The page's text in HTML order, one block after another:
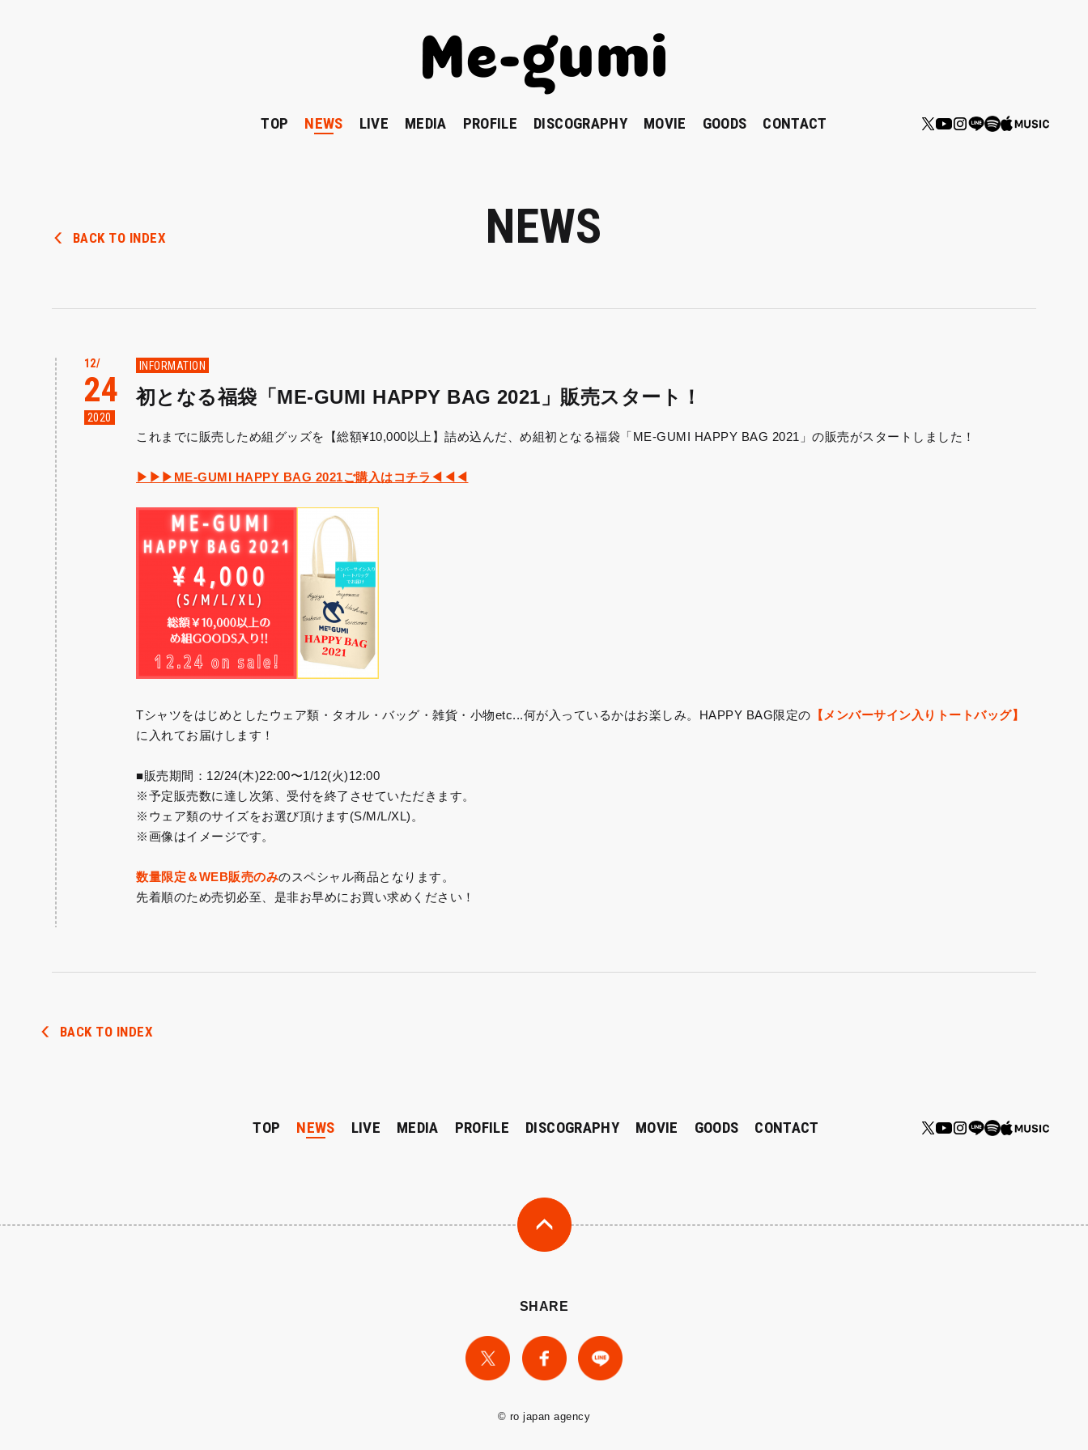
TOP NEWS LIVE MEDIA PROFILE DISCOGRAPHY MOVIE GOODS CONTACT
NEWS
BACK TO INDEX
12
24
2020
INFORMATION
初となる福袋「ME-GUMI HAPPY BAG 2021」販売スタート！
これまでに販売しため組グッズを【総額¥10,000以上】詰め込んだ、め組初となる福袋「ME-GUMI HAPPY BAG 2021」の販売がスタートしました！
▶▶▶ME-GUMI HAPPY BAG 2021ご購入はコチラ◀◀◀
Tシャツをはじめとしたウェア類・タオル・バッグ・雑貨・小物etc...何が入っているかはお楽しみ。HAPPY BAG限定の 【メンバーサイン入りトートバッグ】
に入れてお届けします！
■販売期間：12/24(木)22:00〜1/12(火)12:00
※予定販売数に達し次第、受付を終了させていただきます。
※ウェア類のサイズをお選び頂けます(S/M/L/XL)。
※画像はイメージです。
数量限定＆WEB販売のみのスペシャル商品となります。
先着順のため売切必至、是非お早めにお買い求めください！
BACK TO INDEX
TOP NEWS LIVE MEDIA PROFILE DISCOGRAPHY MOVIE GOODS CONTACT
SHARE
© ro japan agency